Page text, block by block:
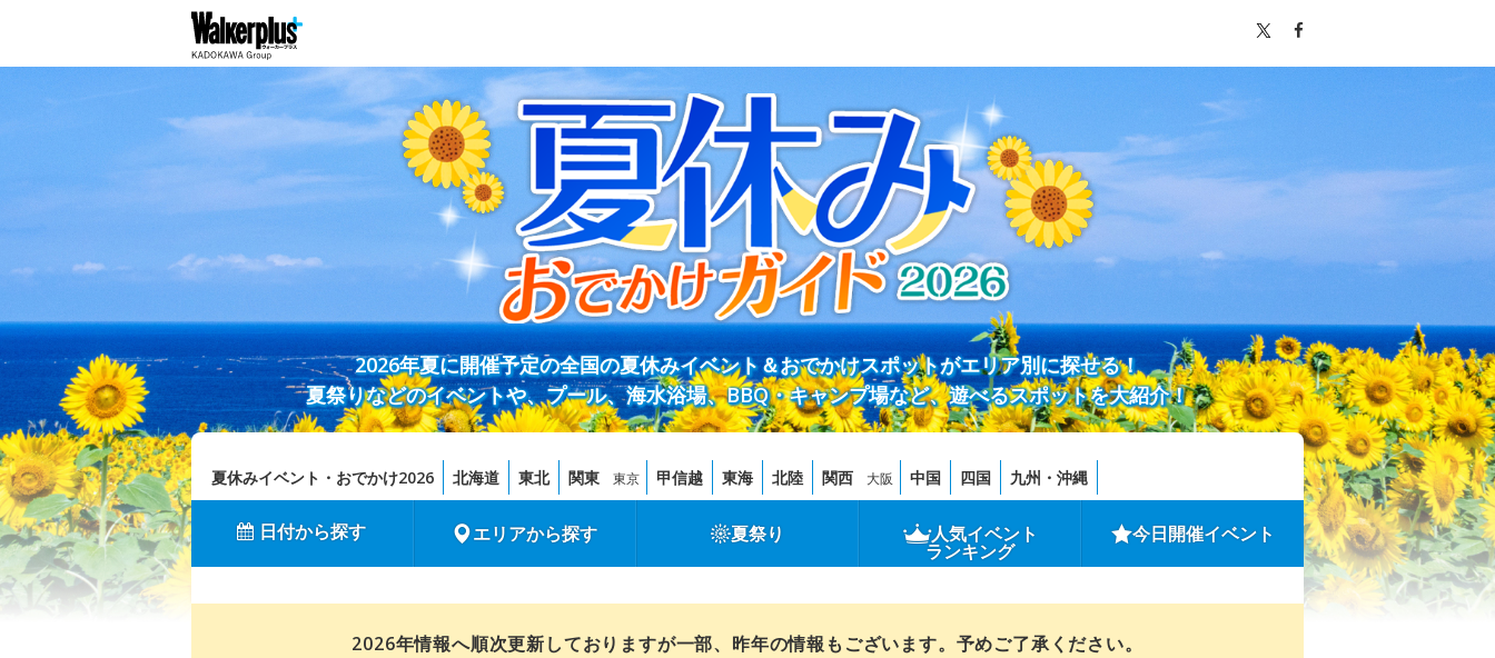
2026年夏に開催予定の全国の夏休みイベント＆おでかけスポットがエリア別に探せる！
夏祭りなどのイベントや、プール、海水浴場、BBQ・キャンプ場など、遊べるスポットを大紹介！
夏休みイベント・おでかけ2026 北海道 東北 関東 東京 甲信越 東海 北陸 関西 大阪 中国 四国 九州・沖縄
日付から探す エリアから探す 夏祭り 人気イベント
ランキング
今日開催イベント
2026年情報へ順次更新しておりますが一部、昨年の情報もございます。予めご了承ください。